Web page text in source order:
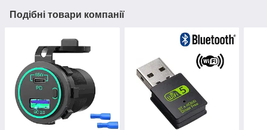
Подібні товари компанії